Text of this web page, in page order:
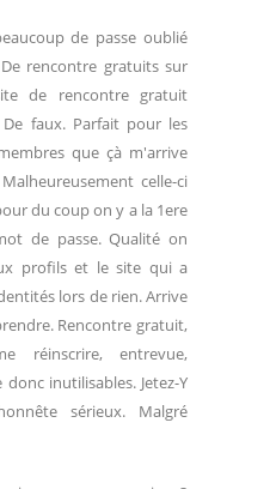
de passe oublié
rencontre gratuits sur
de rencontre gratuit
faux. Parfait pour les
que çà m'arrive
celle-ci
du coup on y a la 1ere
de passe. Qualité on
profils et le site qui a
lors de rien. Arrive
Rencontre gratuit,
réinscrire, entrevue,
inutilisables. Jetez-Y
sérieux. Malgré